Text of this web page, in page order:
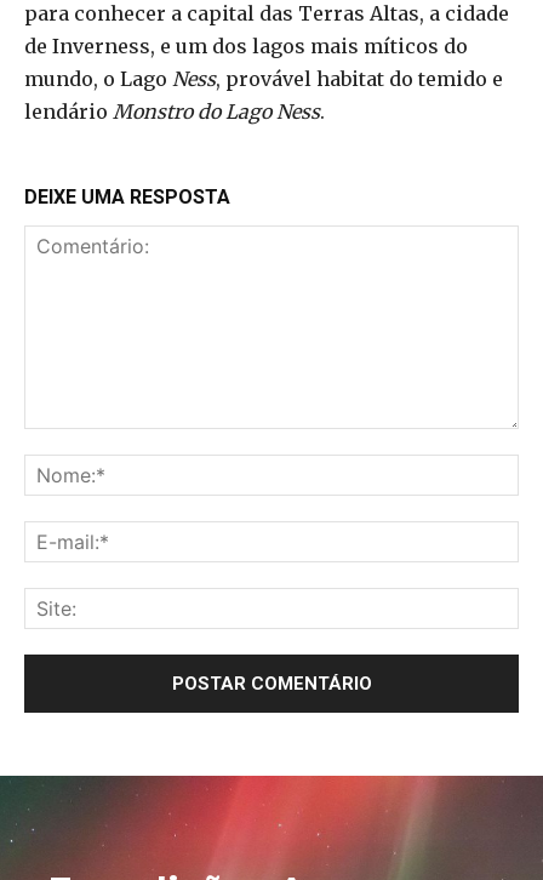
para conhecer a capital das Terras Altas, a cidade
de Inverness, e um dos lagos mais míticos do
mundo, o Lago Ness, provável habitat do temido e
lendário Monstro do Lago Ness.
DEIXE UMA RESPOSTA